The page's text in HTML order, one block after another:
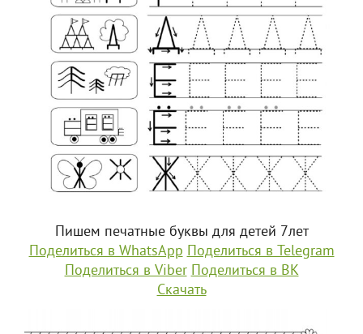
Пишем печатные буквы для детей 7лет
Поделиться в WhatsApp Поделиться в Telegram
Поделиться в Viber Поделиться в ВК
Скачать